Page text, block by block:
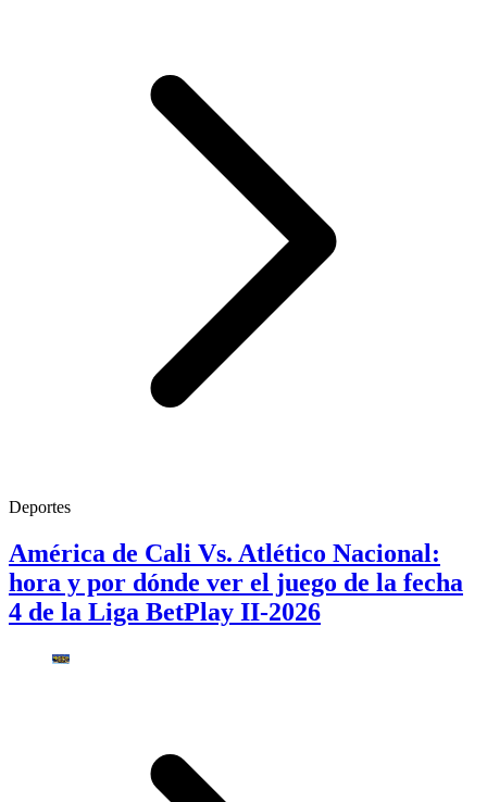
Deportes
América de Cali Vs. Atlético Nacional:
hora y por dónde ver el juego de la fecha
4 de la Liga BetPlay II-2026